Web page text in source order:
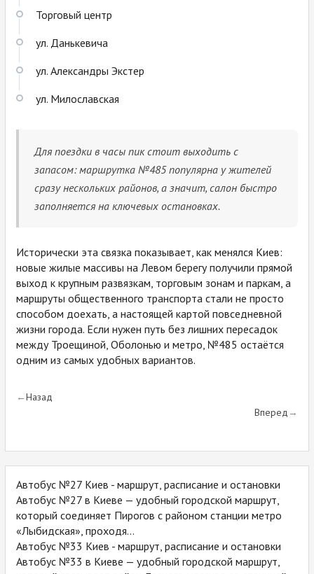
Торговый центр
ул. Данькевича
ул. Александры Экстер
ул. Милославская
Для поездки в часы пик стоит выходить с
запасом: маршрутка №485 популярна у жителей
сразу нескольких районов, а значит, салон быстро
заполняется на ключевых остановках.
Исторически эта связка показывает, как менялся Киев:
новые жилые массивы на Левом берегу получили прямой
выход к крупным развязкам, торговым зонам и паркам, а
маршруты общественного транспорта стали не просто
способом доехать, а настоящей картой повседневной
жизни города. Если нужен путь без лишних пересадок
между Троещиной, Оболонью и метро, №485 остаётся
одним из самых удобных вариантов.
Назад
Вперед
Автобус №27 Киев - маршрут, расписание и остановки
Автобус №27 в Киеве — удобный городской маршрут,
который соединяет Пирогов с районом станции метро
«Лыбидская», проходя...
Автобус №33 Киев - маршрут, расписание и остановки
Автобус №33 в Киеве — удобный городской маршрут,